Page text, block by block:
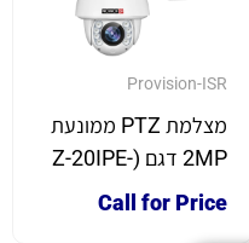
Provision-ISR
מצלמת PTZ ממונעת
2MP דגם (Z-20IPE-
2(IR
Call for Price